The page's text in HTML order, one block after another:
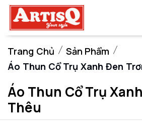
Trang Chủ
Sản Phẩm
Áo Thun Cổ Trụ Xanh Đen
Áo Thun Cổ Trụ
Thêu